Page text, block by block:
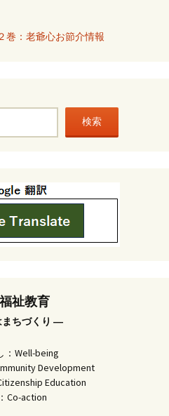
：老爺心お節介情報
検索
祉教育
ちづくり ―
Well-being
Development
Education
Co-action